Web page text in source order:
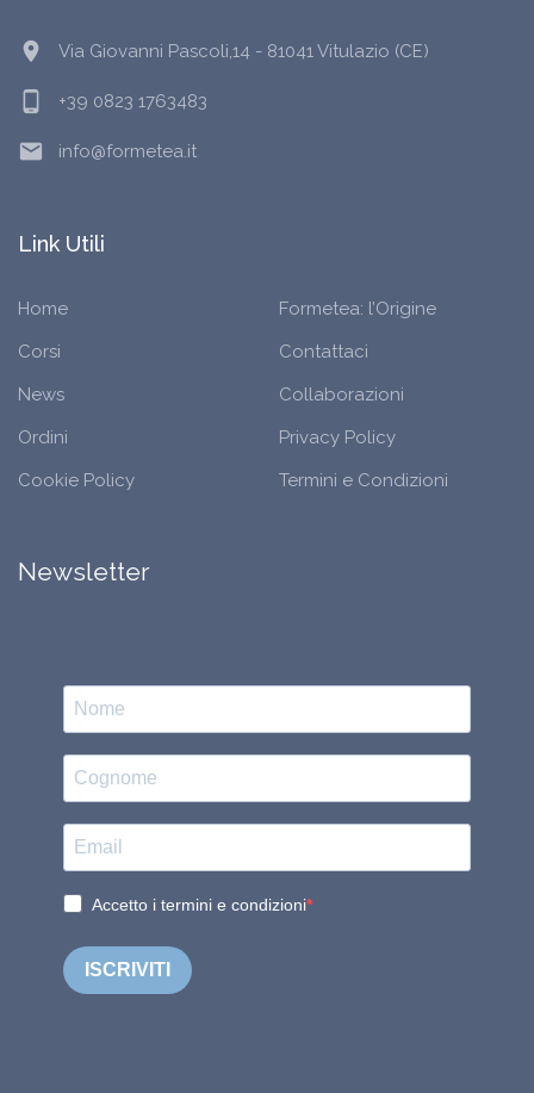
location_on Via Giovanni Pascoli,14 - 81041 Vitulazio (CE)
phone_android +39 0823 1763483
email info@formetea.it
Link Utili
Home
Formetea: l’Origine
Corsi
Contattaci
News
Collaborazioni
Ordini
Privacy Policy
Cookie Policy
Termini e Condizioni
Newsletter
Accetto i termini e condizioni
ISCRIVITI